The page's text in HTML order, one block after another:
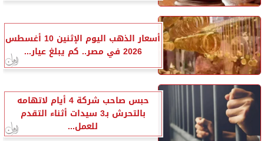
أسعار الذهب اليوم الإثنين 10 أغسطس
2026 في مصر.. كم يبلغ عيار...
حبس صاحب شركة 4 أيام لاتهامه
بالتحرش بـ3 سيدات أثناء التقدم
للعمل...